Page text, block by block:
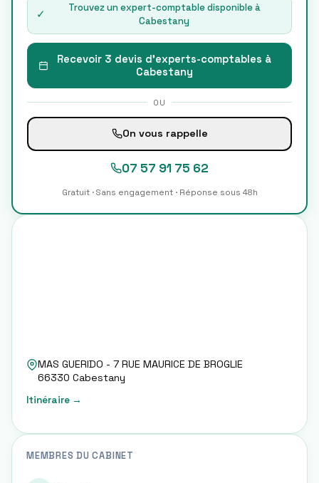
✓
Trouvez un expert-comptable disponible à
Cabestany
Recevoir 3 devis d'experts-comptables à
Cabestany
OU
On vous rappelle
07 57 91 75 62
Gratuit · Sans engagement · Réponse sous 48h
MAS GUERIDO - 7 RUE MAURICE DE BROGLIE
66330 Cabestany
Itinéraire →
MEMBRES DU CABINET